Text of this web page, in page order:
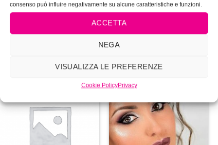
consenso può influire negativamente su alcune caratteristiche e funzioni.
ACCETTA
NEGA
VISUALIZZA LE PREFERENZE
Cookie PolicyPrivacy
Aggiungi
Aggiungi
alla lista
dei
desideri